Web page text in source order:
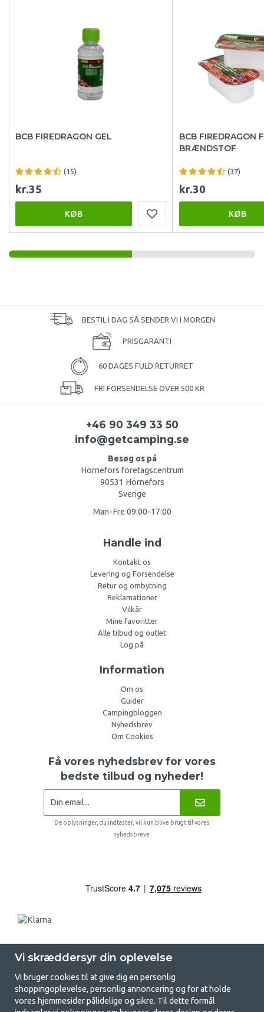
BCB FIREDRAGON GEL
(15)
kr.35
KØB
BCB FIREDRAGON
BRÆNDSTOF
(37)
kr.30
KØB
BESTIL I DAG SÅ SENDER VI I MORGEN
PRISGARANTI
60 DAGES FULD RETURRET
FRI FORSENDELSE OVER 500 KR
+46 90 349 33 50
info@getcamping.se
Besøg os på
Hörnefors företagscentrum
90531 Hörnefors
Sverige
Man-Fre 09:00-17:00
Handle ind
Kontakt os
Levering og Forsendelse
Retur og ombytning
Reklamationer
Vilkår
Mine favoritter
Alle tilbud og outlet
Log på
Information
Om os
Guider
Campingbloggen
Nyhedsbrev
Om Cookies
Få vores nyhedsbrev for vores
bedste tilbud og nyheder!
De oplysninger, du indtaster, vil kun blive brugt til vores
nyhedsbreve.
Vi skræddersyr din oplevelse
Vi bruger cookies til at give dig en personlig
shoppingoplevelse, personlig annoncering og for at holde
vores hjemmesider pålidelige og sikre. Til dette formål